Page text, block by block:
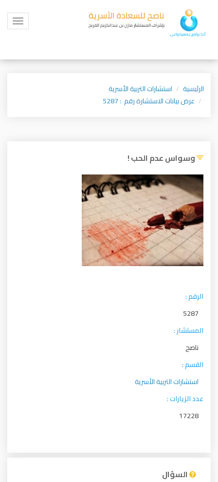
Toggle
الرئيسية
استشارات التربية الأسرية
عرض بيانات الاستشارة رقم : 5287
وسواس عدم الحب !
الرقم :
5287
المستشار :
ناصح
القسم :
استشارات التربية الأسرية
عدد الزيارات :
17228
السؤال